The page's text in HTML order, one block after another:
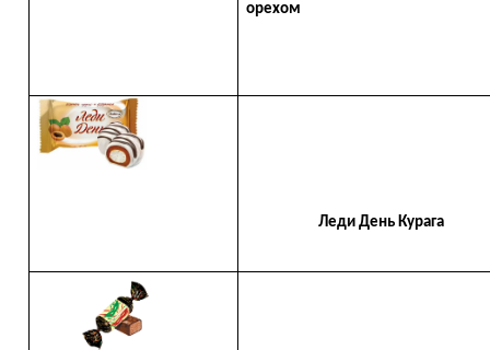
орехом
Леди День Курага